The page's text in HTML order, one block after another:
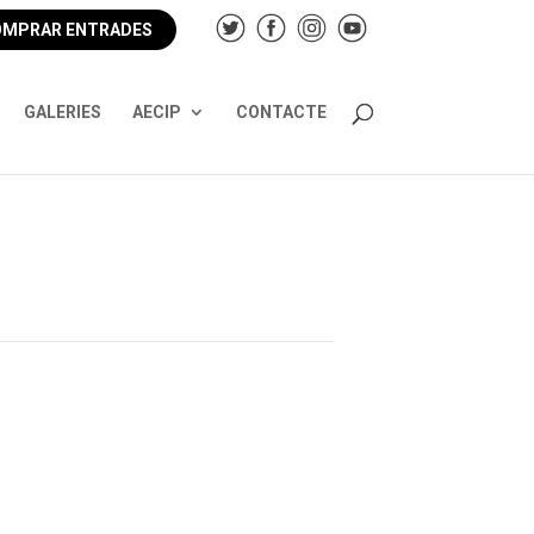
ENTRADES
GALERIES AECIP CONTACTE